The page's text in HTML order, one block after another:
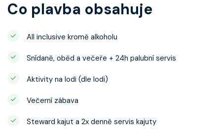
Co plavba obsahuje
All inclusive kromě alkoholu
Snídaně, oběd a večeře + 24h palubní servis
Aktivity na lodi (dle lodi)
Večerní zábava
Steward kajut a 2x denně servis kajuty